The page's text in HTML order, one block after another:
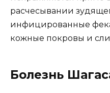
расчесывании
инфицированные
кожные покровы и
Болезнь